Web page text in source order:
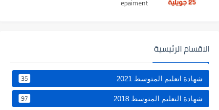
epaiment
الاقسام الرئيسية
شهادة اتعليم المتوسط 2021 35
شهادة التعليم المتوسط 2018 97